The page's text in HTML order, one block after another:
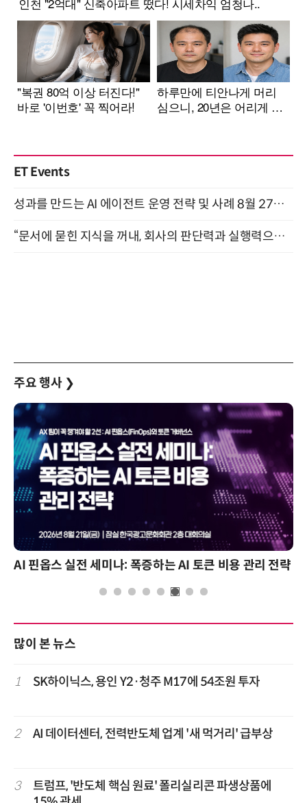
ET Events
성과를 만드는 AI 에이전트 운영 전략 및 사례 8월 27일 개최
“문서에 묻힌 지식을 꺼내, 회사의 판단력과 실행력으로 바꾸다” (8/20)
주요 행사 ❯
AI 핀옵스 실전 세미나: 폭증하는 AI 토큰 비용 관리 전략
많이 본 뉴스
1 SK하이닉스, 용인 Y2·청주 M17에 54조원 투자
2 AI 데이터센터, 전력반도체 업계 '새 먹거리' 급부상
3
트럼프, '반도체 핵심 원료' 폴리실리콘 파생상품에